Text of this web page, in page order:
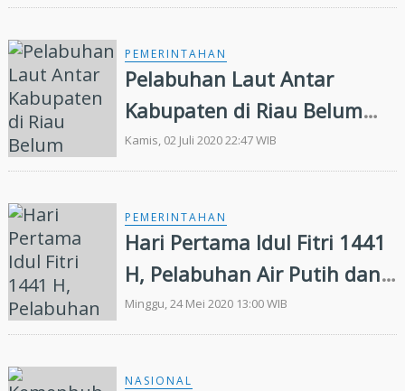
Terintegrasi
PEMERINTAHAN
Pelabuhan Laut Antar
Kabupaten di Riau Belum
Dibuka
Kamis, 02 Juli 2020 22:47 WIB
PEMERINTAHAN
Hari Pertama Idul Fitri 1441
H, Pelabuhan Air Putih dan
Sungai Selari Sepi Antrian
Minggu, 24 Mei 2020 13:00 WIB
NASIONAL